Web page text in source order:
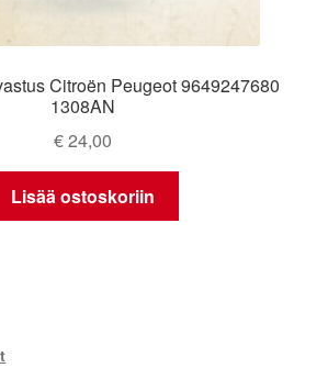
Citroën Peugeot 9649247680
1308AN
€24,00
Lisää ostoskoriin